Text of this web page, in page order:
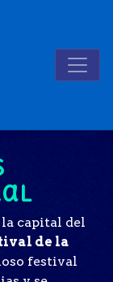
la capital del
de la
festival